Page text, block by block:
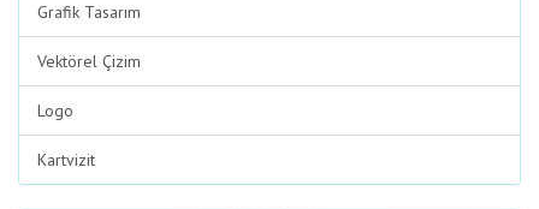
Grafik Tasarım
Vektörel Çizim
Logo
Kartvizit